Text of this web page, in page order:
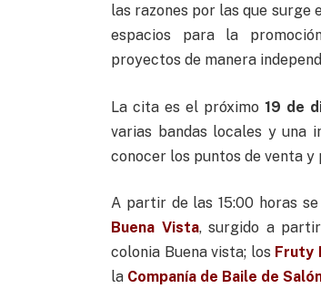
las razones por las que surge
espacios para la
proyectos de manera
La cita es el próximo 19 de
varias bandas locales y una
conocer los puntos de venta y
A partir de las 15:00 horas
Buena Vista, surgido a
colonia Buena vista; los Fruty
la Companía de Baile de